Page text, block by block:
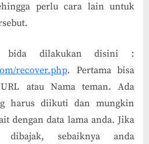
perlu cara lain untuk
bida dilakukan disini :
recover.php. Pertama bisa
atau Nama teman. Ada
harus diikuti dan mungkin
dengan data lama anda. Jika
sebaiknya anda